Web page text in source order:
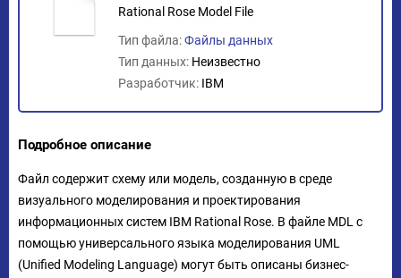
Rational Rose Model File
Тип файла:Файлы данных
Тип данных: Неизвестно
Разработчик: IBM
Подробное описание
Файл содержит схему или модель, созданную в среде
визуального моделирования и проектирования
информационных систем IBM Rational Rose. В файле MDL с
помощью универсального языка моделирования UML
(Unified Modeling Language) могут быть описаны бизнес-